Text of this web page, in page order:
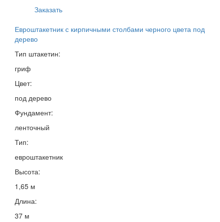
Заказать
Евроштакетник с кирпичными столбами черного цвета под
дерево
Тип штакетин:
гриф
Цвет:
под дерево
Фундамент:
ленточный
Тип:
евроштакетник
Высота:
1,65 м
Длина:
37 м